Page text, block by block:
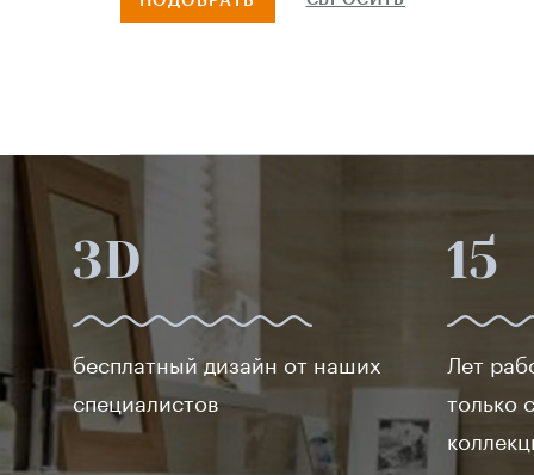
Ceramiche ragno
Ceracasa ceramica
Domino
Realonda
3D
бесплатный дизайн от наших
специалистов
15
Лет
только